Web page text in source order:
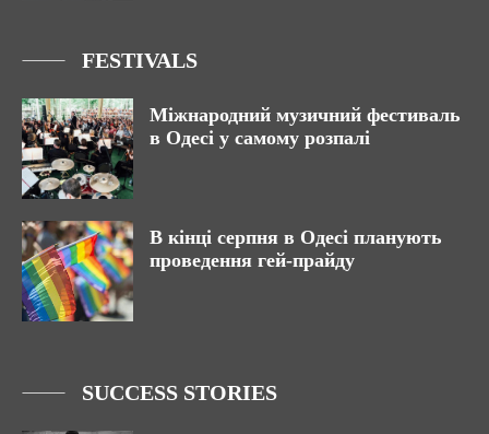
FESTIVALS
Міжнародний музичний фестиваль
в Одесі у самому розпалі
В кінці серпня в Одесі планують
проведення гей-прайду
SUCCESS STORIES